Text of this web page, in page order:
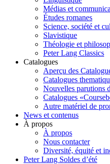
Médias et
Études romanes
Science, société et
Slavistique
Théologie et
Peter Lang Classics
Catalogues
Aperçu des
Catalogues
Nouvelles parutions
Catalogues
Autre matériel de
News et contenus
À propos
À propos
Nous contacter
Diversité, équité et
Peter Lang Soldes d’été